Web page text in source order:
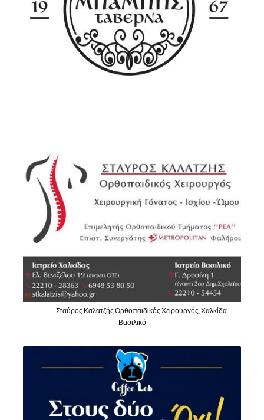
Σταύρος Καλατζής Ορθοπαιδικός Χειρουργός, Χαλκίδα -
Βασιλικό